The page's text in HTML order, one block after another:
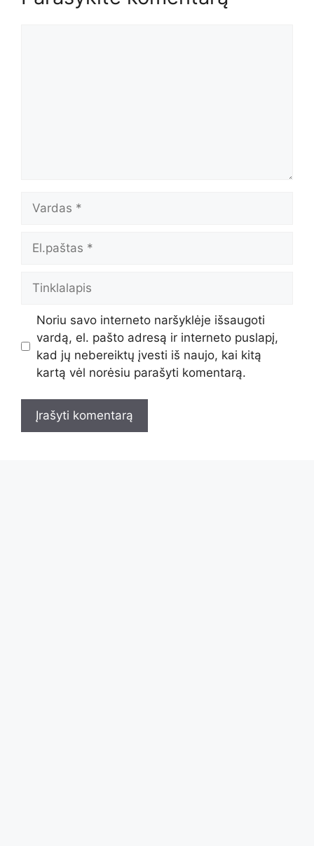
Noriu savo interneto naršyklėje išsaugoti
vardą, el. pašto adresą ir interneto puslapį,
kad jų nebereiktų įvesti iš naujo, kai kitą
kartą vėl norėsiu parašyti komentarą.